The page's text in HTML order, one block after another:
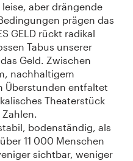
aber drängende
prägen das
GELD rückt radikal
Tabus unserer
Geld. Zwischen
nachhaltigem
Überstunden entfaltet
Theaterstück
bodenständig, als
11 000 Menschen
sichtbar, weniger